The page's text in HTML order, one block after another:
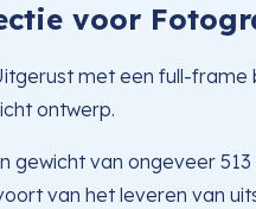
voor
met een full-
ontwerp.
van ongeveer
van het leveren van